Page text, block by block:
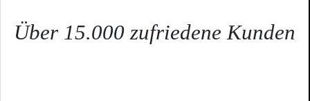
Über 15.000 zufriedene Kunden